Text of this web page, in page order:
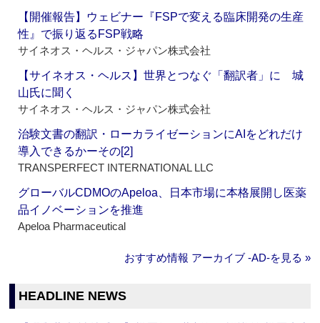
【開催報告】ウェビナー『FSPで変える臨床開発の生産
性』で振り返るFSP戦略
サイネオス・ヘルス・ジャパン株式会社
【サイネオス・ヘルス】世界とつなぐ「翻訳者」に 城
山氏に聞く
サイネオス・ヘルス・ジャパン株式会社
治験文書の翻訳・ローカライゼーションにAIをどれだけ
導入できるかーその[2]
TRANSPERFECT INTERNATIONAL LLC
グローバルCDMOのApeloa、日本市場に本格展開し医薬
品イノベーションを推進
Apeloa Pharmaceutical
おすすめ情報 アーカイブ ‐AD‐を見る »
HEADLINE NEWS